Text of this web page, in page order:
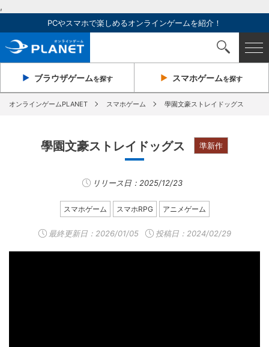
,
PCやスマホで楽しめるオンラインゲームを紹介！
ブラウザゲームを探す スマホゲームを探す
オンラインゲームPLANET スマホゲーム 學園文豪ストレイドッグス
學園文豪ストレイドッグス 準新作
リリース日：2025/12/23
スマホゲーム スマホRPG アニメゲーム
最終更新日： 2026/01/05 投稿日：2024/02/29